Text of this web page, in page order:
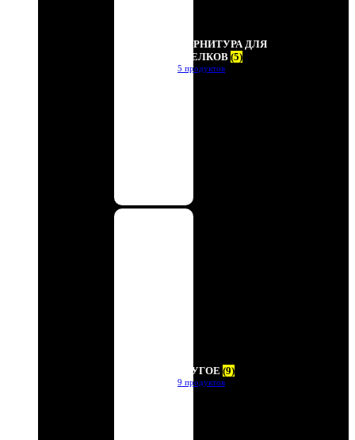
ФУРНИТУРА ДЛЯ
БРЕЛКОВ (5)
5 продуктов
ДРУГОЕ (9)
9 продуктов